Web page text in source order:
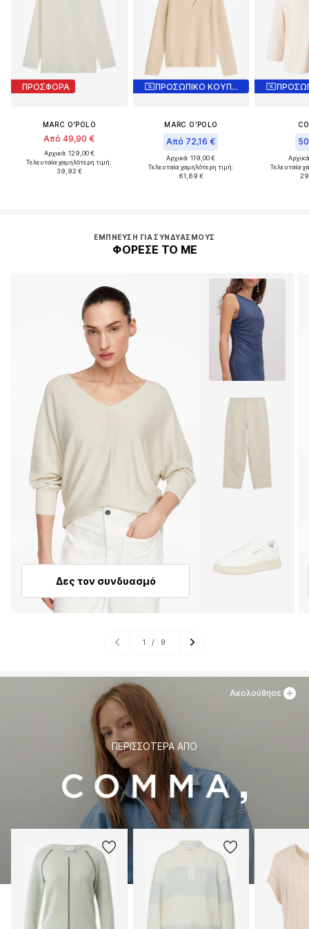
ΠΡΟΣΦΟΡΑ
MARC O'POLO
Από 49,90 €
Αρχικά: 129,00 €
Τελευταία χαμηλότερη τιμή:
39,92 €
ΠΡΟΣΩΠΙΚΟ ΚΟΥΠΟΝΙ
MARC O'POLO
Από 72,16 €
Αρχικά: 119,00 €
Τελευταία χαμηλότερη τιμή:
61,69 €
Τελευταία
ΈΜΠΝΕΥΣΗ ΓΙΑ ΣΥΝΔΥΑΣΜΟΎΣ
ΦΟΡΕΣΕ ΤΟ ΜΕ
Δες τον συνδυασμό
1 / 9
ΠΕΡΙΣΣΌΤΕΡΑ ΑΠΌ
Ακολούθησε